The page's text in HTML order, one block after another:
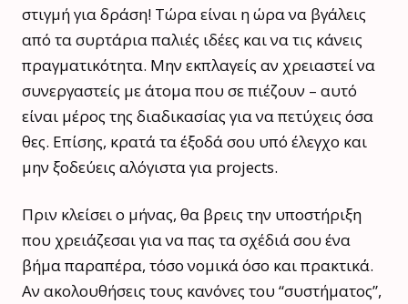
στιγμή για δράση! Τώρα είναι η ώρα να βγάλεις
από τα συρτάρια παλιές ιδέες και να τις κάνεις
πραγματικότητα. Μην εκπλαγείς αν χρειαστεί να
συνεργαστείς με άτομα που σε πιέζουν – αυτό
είναι μέρος της διαδικασίας για να πετύχεις όσα
θες. Επίσης, κρατά τα έξοδά σου υπό έλεγχο και
μην ξοδεύεις αλόγιστα για projects.
Πριν κλείσει ο μήνας, θα βρεις την υποστήριξη
που χρειάζεσαι για να πας τα σχέδιά σου ένα
βήμα παραπέρα, τόσο νομικά όσο και πρακτικά.
Αν ακολουθήσεις τους κανόνες του “συστήματος”,